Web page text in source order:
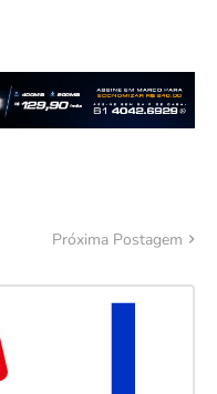
Próxima Postagem